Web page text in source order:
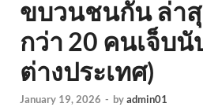
ขบวนชนกัน ล่า
กว่า 20 คนเจ็บนั
ต่างประเทศ)
January 19, 2026 - byadmin01